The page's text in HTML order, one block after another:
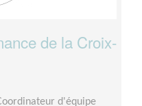
de la Croix-
d'équipe